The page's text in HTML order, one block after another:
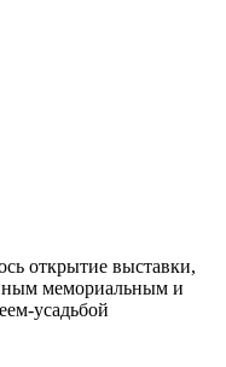
открытие выставки,
мемориальным и
усадьбой